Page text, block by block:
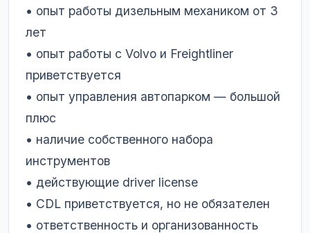
• опыт работы дизельным механиком от 3
лет
• опыт работы с Volvo и Freightliner
приветствуется
• опыт управления автопарком — большой
плюс
• наличие собственного набора
инструментов
• действующие driver license
• CDL приветствуется, но не обязателен
• ответственность и организованность